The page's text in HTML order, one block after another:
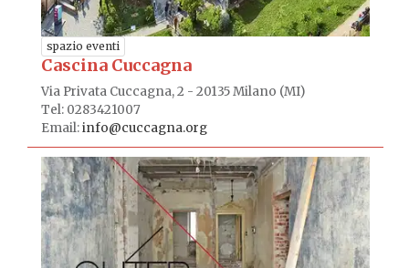
spazio eventi
Cascina Cuccagna
Via Privata Cuccagna, 2 - 20135 Milano (MI)
Tel: 0283421007
Email:info@cuccagna.org